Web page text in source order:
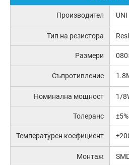
Производител
Тип на резистора
Размери
Съпротивление
Номинална мощност 1/
Толеранс ±5%
Температурен коефициент
Монтаж